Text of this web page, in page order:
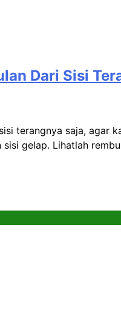
Dari Sisi
terangnya saja, agar
gelap. Lihatlah